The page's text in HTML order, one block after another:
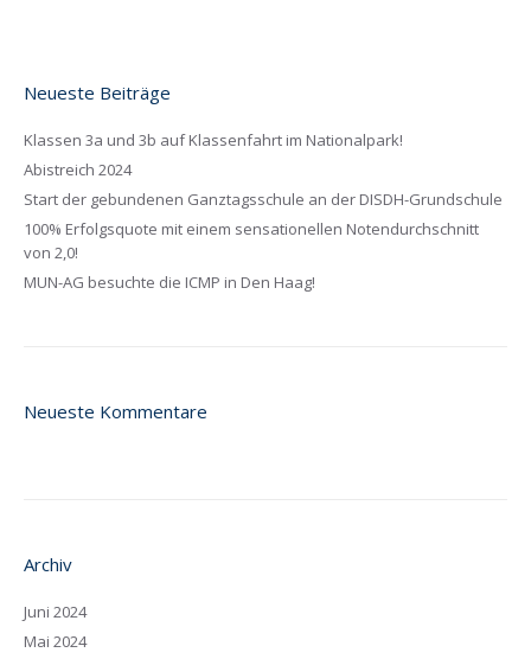
Neueste Beiträge
Klassen 3a und 3b auf Klassenfahrt im Nationalpark!
Abistreich 2024
Start der gebundenen Ganztagsschule an der DISDH-Grundschule
100% Erfolgsquote mit einem sensationellen Notendurchschnitt
von 2,0!
MUN-AG besuchte die ICMP in Den Haag!
Neueste Kommentare
Archiv
Juni 2024
Mai 2024